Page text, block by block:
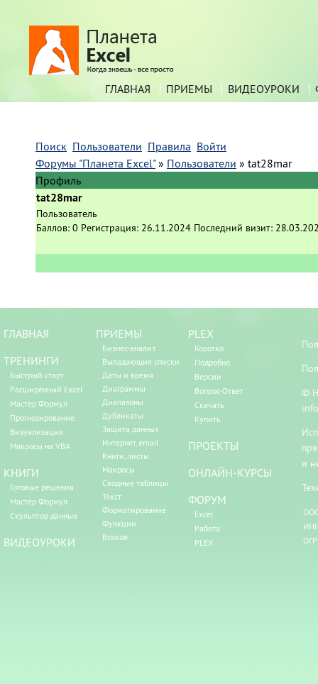
ГЛАВНАЯ ПРИЕМЫ ВИДЕОУРОКИ
Поиск Пользователи Правила Войти
Форумы "Планета Excel" » Пользователи » tat28mar
Профиль
tat28mar
Пользователь
Баллов: 0 Регистрация: 26.11.2024 Последний визит:
ГЛАВНАЯ
ТРЕНИНГИ
Быстрый старт
Расширенный Excel
Мастер Формул
Прогнозирование
Визуализация
Макросы на VBA
КНИГИ
Готовые решения
Мастер Формул
Скульптор данных
ВИДЕОУРОКИ
ПРИЕМЫ
Бизнес-анализ
Выпадающие списки
Даты и время
Диаграммы
Диапазоны
Дубликаты
Защита данных
Интернет, email
Книги, листы
Макросы
Сводные таблицы
Текст
Форматирование
Функции
Всякое
PLEX
Коротко
Подробно
Версии
Вопрос-Ответ
Скачать
Купить
ПРОЕКТЫ
ОНЛАЙН-КУРСЫ
ФОРУМ
Excel
Работа
PLEX
©
и